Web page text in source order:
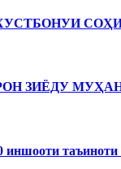
ЗИЁДУ
таъиноти